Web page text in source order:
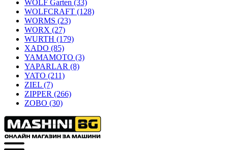
WOLF Garten (33)
WOLFCRAFT (128)
WORMS (23)
WORX (27)
WURTH (179)
XADO (85)
YAMAMOTO (3)
YAPARLAR (8)
YATO (211)
ZIEL (7)
ZIPPER (266)
ZOBO (30)